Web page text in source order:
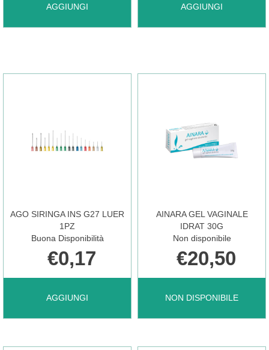
AGGIUNGI
AGGIUNGI AFTAMED AGGIUNGI
AGGIUNGI AFTAMED
SCUDO
AGO SIRINGA INS G27 LUER
1PZ
Buona Disponibilità
€0,17
AGGIUNGI
AGGIUNGI AGO
AINARA GEL VAGINALE
IDRAT 30G
Non disponibile
€20,50
NON DISPONIBILE
AINARA